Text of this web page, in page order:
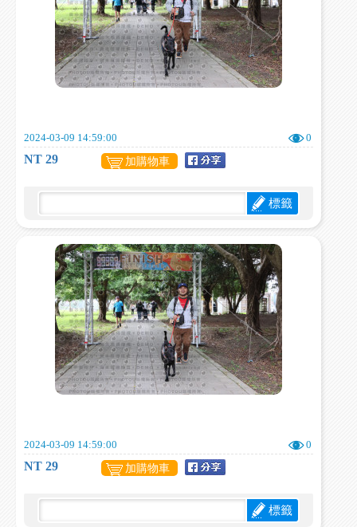
2024-03-09 14:59:00 0
NT 29 加購物車
標籤
2024-03-09 14:59:00 0
NT 29 加購物車
標籤